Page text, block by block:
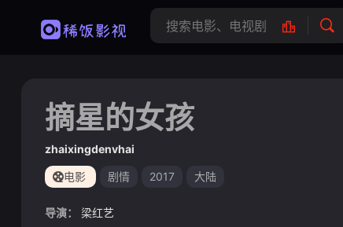
摘星的女孩
zhaixingdenvhai
电影 剧情 2017 大陆
导演：
梁红艺